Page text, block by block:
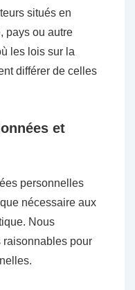
situés en
pays ou autre
les lois sur la
différer de celles
et
personnelles
nécessaire aux
Nous
raisonnables pour